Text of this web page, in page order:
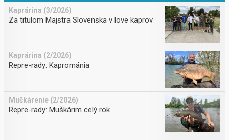
Kaprárina (3/2026)
Za titulom Majstra Slovenska v love kaprov
Kaprárina (2/2026)
Repre-rady: Kaprománia
Muškárenie (2/2026)
Repre-rady: Muškárim celý rok